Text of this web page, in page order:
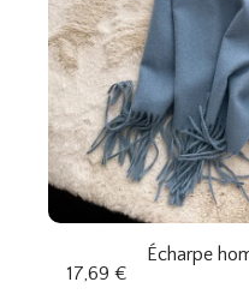
Écharpe
17,69 €